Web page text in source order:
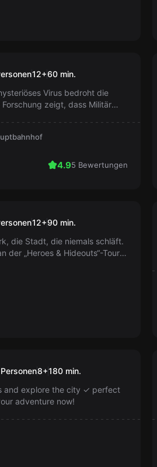
12+60 min.
Virus bedroht die
zeigt, dass Militär
60 Minuten, bevor das Virus
4.95 Bewertungen
12+90 min.
die Stadt, die niemals schläft.
der „Heroes & Hideouts“-Tour
Nuremberg
8+180 min.
and explore the city ✓ perfect
adventure now!